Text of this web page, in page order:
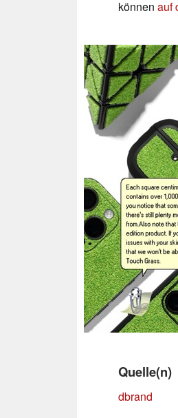
können auf
Quelle(n)
dbrand